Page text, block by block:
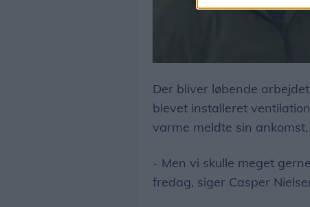
Der bliver løbende
blevet installeret
varme meldte sin
- Men vi skulle meget
fredag, siger Casper